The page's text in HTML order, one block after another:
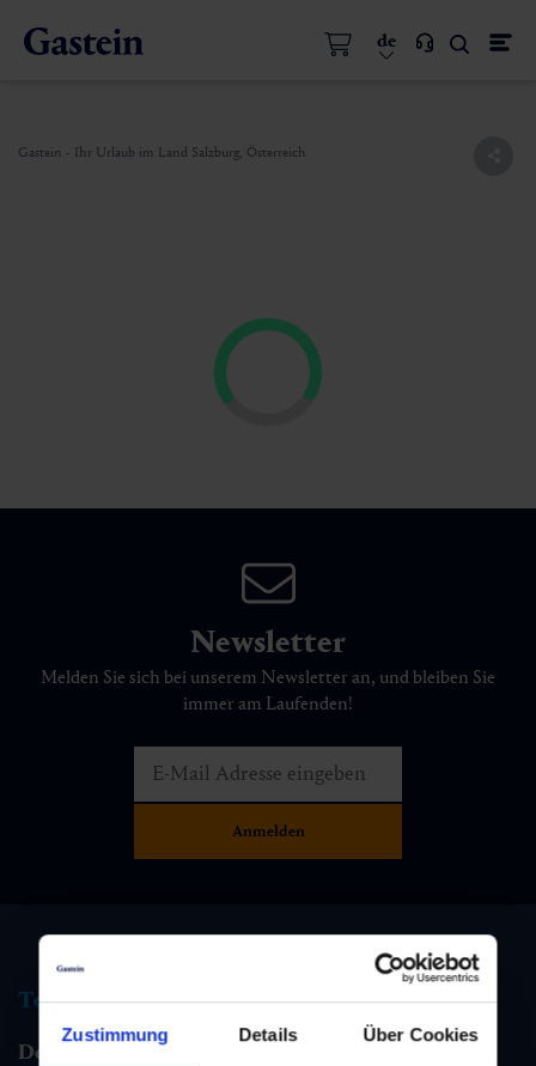
Zustimmung Details Über Cookies
de
Gastein - Ihr Urlaub im Land Salzburg, Österreich
Newsletter
Melden Sie sich bei unserem Newsletter an, und bleiben Sie
immer am Laufenden!
Tourismus Information
Dorfgastein